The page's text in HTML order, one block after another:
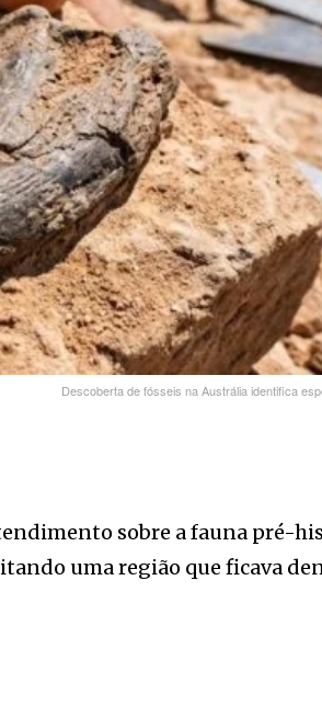
Descoberta de fósseis na Austrália identifica
sobre a fauna pré-
uma região que ficava